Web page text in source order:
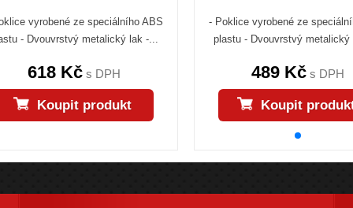
vyrobené ze speciálního ABS
- Dvouvrstvý metalický lak -...
618 Kčs DPH
Koupit produkt
- Poklice vyrobené ze
plastu - Dvouvrstvý metalický
489 Kčs DPH
Koupit